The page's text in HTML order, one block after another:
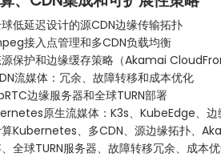
低延迟设计的源CDN边缘传输拓扑
接入点管理和多CDN负载均衡
保护和边缘缓存策略（Akamai
流媒体：冗余、故障转移和成本优化
边缘服务器和全球TURN部署
原生流媒体：K3s、KubeEdge、边
Kubernetes、多CDN、源边缘拓扑、
全球TURN服务器、故障转移冗余、成本